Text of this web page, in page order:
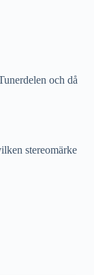
och då
stereomärke